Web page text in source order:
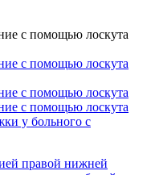
у больного с
правой нижней